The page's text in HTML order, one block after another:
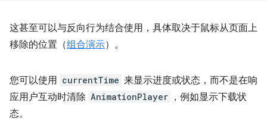
这甚至可以与反向行为结合使用，具体取决于鼠标从页面上
移除的位置（组合演示）。
您可以使用 currentTime 来显示进度或状态，而不是在响
应用户互动时清除 AnimationPlayer ，例如显示下载状
态。